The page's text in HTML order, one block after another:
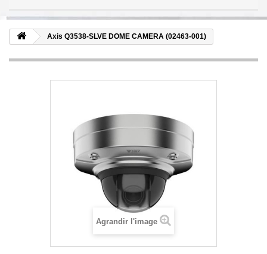
Axis Q3538-SLVE DOME CAMERA (02463-001)
Agrandir l'image